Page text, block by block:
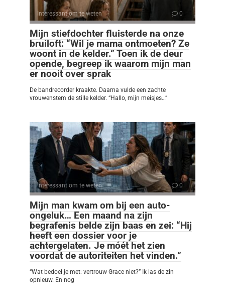
Interessant om te weten 0
Mijn stiefdochter fluisterde na onze
bruiloft: “Wil je mama ontmoeten? Ze
woont in de kelder.” Toen ik de deur
opende, begreep ik waarom mijn man
er nooit over sprak
De bandrecorder kraakte. Daarna vulde een zachte
vrouwenstem de stille kelder. “Hallo, mijn meisjes…”
Interessant om te weten 0
Mijn man kwam om bij een auto-
ongeluk… Een maand na zijn
begrafenis belde zijn baas en zei: “Hij
heeft een dossier voor je
achtergelaten. Je móét het zien
voordat de autoriteiten het vinden.”
“Wat bedoel je met: vertrouw Grace niet?” Ik las de zin
opnieuw. En nog